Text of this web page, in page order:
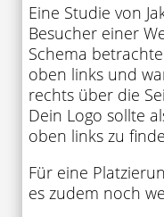
Eine Studie von
Besucher einer
Schema
oben links und
rechts über die
Dein Logo sollte
oben links zu
Für eine
es zudem noch